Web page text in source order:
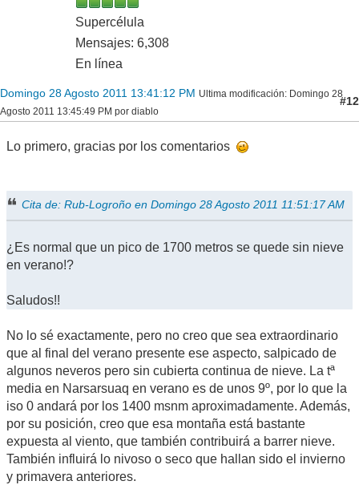
Supercélula
Mensajes: 6,308
En línea
Domingo 28 Agosto 2011 13:41:12 PM Ultima modificación: Domingo 28
Agosto 2011 13:45:49 PM por diablo
#12
Lo primero, gracias por los comentarios
Cita de: Rub-Logroño en Domingo 28 Agosto 2011 11:51:17 AM
¿Es normal que un pico de 1700 metros se quede sin nieve
en verano!?
Saludos!!
No lo sé exactamente, pero no creo que sea extraordinario
que al final del verano presente ese aspecto, salpicado de
algunos neveros pero sin cubierta continua de nieve. La tª
media en Narsarsuaq en verano es de unos 9º, por lo que la
iso 0 andará por los 1400 msnm aproximadamente. Además,
por su posición, creo que esa montaña está bastante
expuesta al viento, que también contribuirá a barrer nieve.
También influirá lo nivoso o seco que hallan sido el invierno
y primavera anteriores.